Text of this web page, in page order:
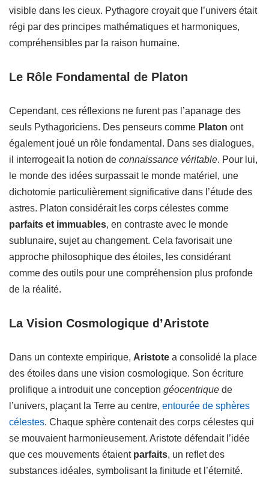
visible dans les cieux. Pythagore croyait que l’univers était
régi par des principes mathématiques et harmoniques,
compréhensibles par la raison humaine.
Le Rôle Fondamental de Platon
Cependant, ces réflexions ne furent pas l’apanage des
seuls Pythagoriciens. Des penseurs comme Platon ont
également joué un rôle fondamental. Dans ses dialogues,
il interrogeait la notion de connaissance véritable. Pour lui,
le monde des idées surpassait le monde matériel, une
dichotomie particulièrement significative dans l’étude des
astres. Platon considérait les corps célestes comme
parfaits et immuables, en contraste avec le monde
sublunaire, sujet au changement. Cela favorisait une
approche philosophique des étoiles, les considérant
comme des outils pour une compréhension plus profonde
de la réalité.
La Vision Cosmologique d’Aristote
Dans un contexte empirique, Aristote a consolidé la place
des étoiles dans une vision cosmologique. Son écriture
prolifique a introduit une conception géocentrique de
l’univers, plaçant la Terre au centre, entourée de sphères
célestes. Chaque sphère contenait des corps célestes qui
se mouvaient harmonieusement. Aristote défendait l’idée
que ces mouvements étaient parfaits, un reflet des
substances idéales, symbolisant la finitude et l’éternité.